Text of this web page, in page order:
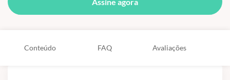
Conteúdo FAQ Avaliações